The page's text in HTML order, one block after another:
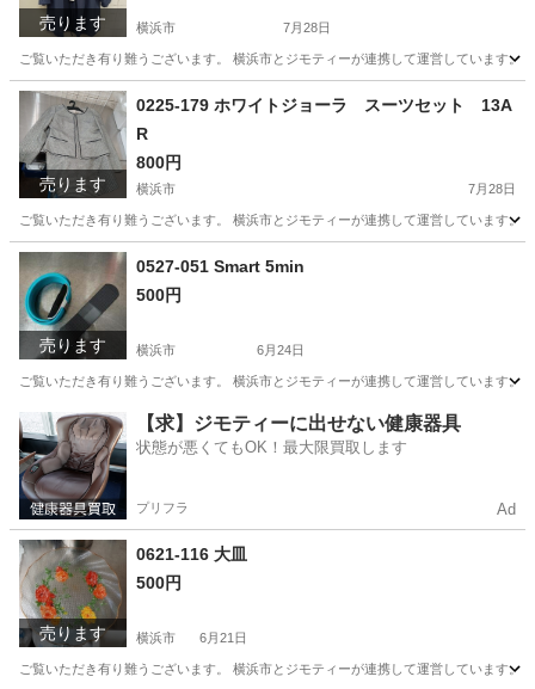
売ります 横浜市 7月28日
ご覧いただき有り難うございます。 横浜市とジモティーが連携して運営していま
神奈川 横浜市 服/ファッション リユース
売ります
0225-179 ホワイトジョーラ スーツセット 13A
R
800円
横浜市 7月28日
ご覧いただき有り難うございます。 横浜市とジモティーが連携して運営しています
神奈川 横浜市
売ります
0527-051 Smart 5min
500円
横浜市 6月24日
ご覧いただき有り難うございます。 横浜市とジモティーが連携して運営していま
神奈川 横浜市 美容家電 リユース
【求】ジモティーに出せない健康器具
状態が悪くてもOK！最大限買取します
プリフラ Ad
売ります
0621-116 大皿
500円
横浜市 6月21日
ご覧いただき有り難うございます。 横浜市とジモティーが連携して運営していま